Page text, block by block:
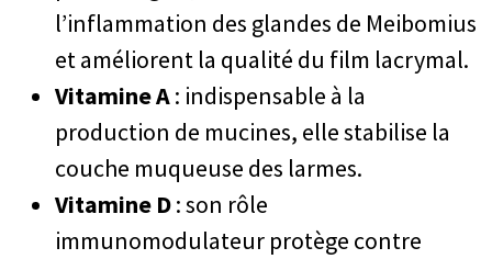
l’inflammation des glandes de Meibomius
et améliorent la qualité du film lacrymal.
Vitamine A: indispensable à la
production de mucines, elle stabilise la
couche muqueuse des larmes.
Vitamine D: son rôle
immunomodulateur protège contre